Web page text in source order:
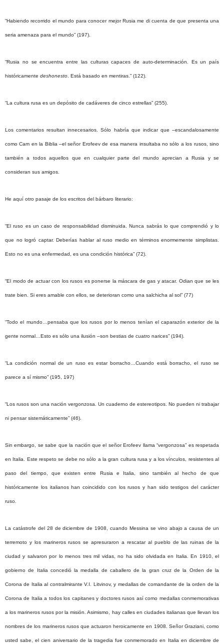
“Habiendo recorrido el mundo para conocer mejor Rusia me di cuenta de que presenta una
seria amenaza para el mundo” (197).
“Rusia no se encuentra entre las culturas capaces de auto-determinación. Es un país
históricamente deshonesto . Está basado en mentiras.” (122).
“La cultura rusa es un depósito de cadáveres de cinco estrellas” (255).
Los comentarios resultan innecesarios. Sólo habría que indicar que –escandalosamente
como Cam en la Biblia –el señor Erofeev de esa manera insultaba no sólo a los rusos, sino
también a todos aquellos que en cualquier parte del mundo aprecian a Rusia y se
consideran sus amigos.
He aquí otro pasaje de los escritos del bárbaro literario:
“El ruso es un caso de responsabilidad disminuida. Nunca sabrás lo que comprendió y lo
que no logró captar. Deberías hablar al ruso medio en términos enormemente simplistas.
Esto no es una enfermedad, es una condición histórica” (72).
“El modo de actuar con los rusos es ponerse la máscara de gas y atacar. Odian que se les
trate bien. Si eres amable con ellos, se deterioran como una salchicha al sol” (77)
“Todo el mundo…pensaba que los rusos por lo menos tenían el caparazón exterior de la
gente normal…Esto es sólo una ilusión –son bestias de cuatro narices” (194).
“La condición normal de un ruso es estar borracho…Cuando está borracho, el ruso se
parece a sí mismo” (195, 197)
“Los rusos son una nación vergonzosa. Un cuaderno de estereotipos. No pueden ni trabajar
ni pensar sistemáticamente” (46).
Sin embargo, se sabe que la nación que el señor Erofeev llama “vergonzosa” es respetada
en Italia. Este respeto se debe no sólo a la gran cultura rusa y a los vínculos, resistentes al
paso del tiempo, que existen entre Rusia e Italia, sino también al hecho de que
históricamente los italianos han coincidido con los rusos y han sido testigos del carácter
ruso.
La catástrofe del 28 de diciembre de 1908, cuando Messina se vino abajo a causa de un
terremoto y los marineros rusos se apresuraron a rescatar al pueblo de las ruinas de la
ciudad y salvaron por lo menos tres mil vidas, no ha sido olvidada en Italia. En 1910, el
gobierno de Italia concedió la medalla de caballero de la gran cruz de la Orden de la
Corona de Italia al contralmirante V.I. Litvinov, y medallas de comandante de la orden de la
Corona de Italia a todos los capitanes y doctores rusos así como medallas conmemorativas
a los marineros rusos por la misión. Asimismo, hay calles en ciudades italianas que llevan los
nombres de los marineros rusos que actuaron heroicamente en 1908. Señor Graziani, como
usted sabe, el cien aniversario de la tragedia fue conmemorado en Italia en diciembre de